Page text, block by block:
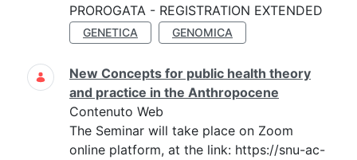
PROROGATA - REGISTRATION EXTENDED
GENETICA GENOMICA
New Concepts for public health theory
and practice in the Anthropocene
Contenuto Web
The Seminar will take place on Zoom
online platform, at the link: https://snu-ac-